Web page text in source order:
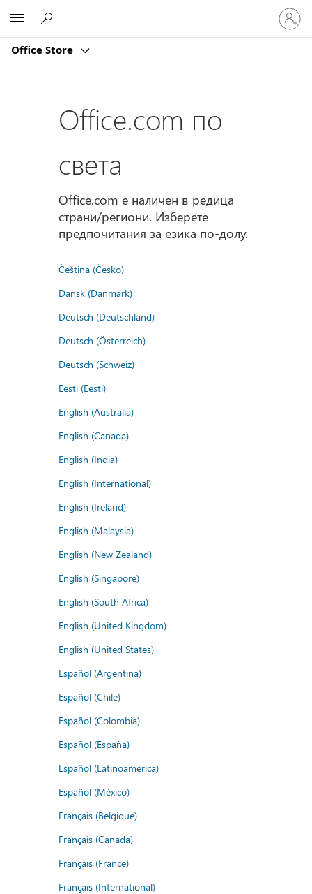
Office Store
Влезте
във
вашия
Office.com по
света
Office.com е наличен в редица
страни/региони. Изберете
предпочитания за езика по-долу.
Čeština (Česko)
Dansk (Danmark)
Deutsch (Deutschland)
Deutsch (Österreich)
Deutsch (Schweiz)
Eesti (Eesti)
English (Australia)
English (Canada)
English (India)
English (International)
English (Ireland)
English (Malaysia)
English (New Zealand)
English (Singapore)
English (South Africa)
English (United Kingdom)
English (United States)
Español (Argentina)
Español (Chile)
Español (Colombia)
Español (España)
Español (Latinoamérica)
Español (México)
Français (Belgique)
Français (Canada)
Français (France)
Français (International)